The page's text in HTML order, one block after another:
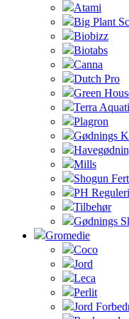
Atami
Big Plant
Biobizz
Biotabs
Canna
Dutch Pro
Green
Terra
Plagron
Gødnings
Mills
Shogun
PH
Tilbehør
Gødnings
Gromedie
Coco
Jord
Leca
Perlit
Jord